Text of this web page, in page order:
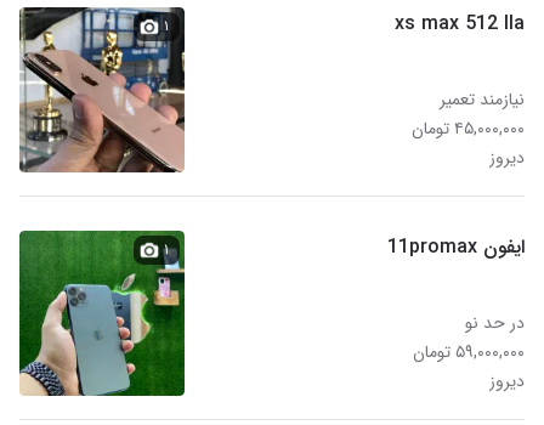
xs max 512 lla
نیازمند تعمیر
۴۵,۰۰۰,۰۰۰ تومان
دیروز
۱
ایفون 11promax
در حد نو
۵۹,۰۰۰,۰۰۰ تومان
دیروز
۱